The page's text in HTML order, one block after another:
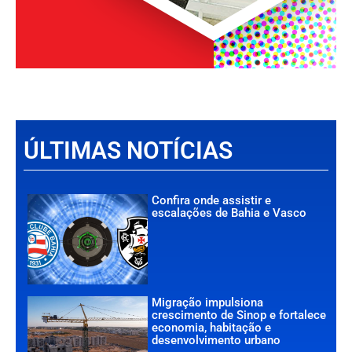
ÚLTIMAS NOTÍCIAS
Confira onde assistir e
escalações de Bahia e Vasco
Migração impulsiona
crescimento de Sinop e fortalece
economia, habitação e
desenvolvimento urbano